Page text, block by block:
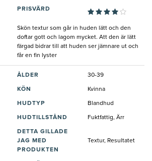
PRISVÄRD
Skön textur som går in huden lätt och den
doftar gott och lagom mycket. Att den är lätt
färgad bidrar till att huden ser jämnare ut och
får en fin lyster
ÅLDER 30-39
KÖN Kvinna
HUDTYP Blandhud
HUDTILLSTÅND Fuktfattig, Ärr
DETTA GILLADE
JAG MED
PRODUKTEN
Textur, Resultatet